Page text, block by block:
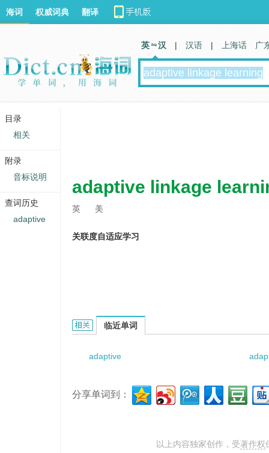
adaptive linkage
英 美
关联度自适应学习
adaptive linkage learning的相关资料：
临近单词
adaptive
分享单词到：
以上内容独家创作，受著作权
海词 权威词典 翻译
英 汉 | 汉语 | 上海话 广
目录
相关
附录
音标说明
查词历史
adaptive